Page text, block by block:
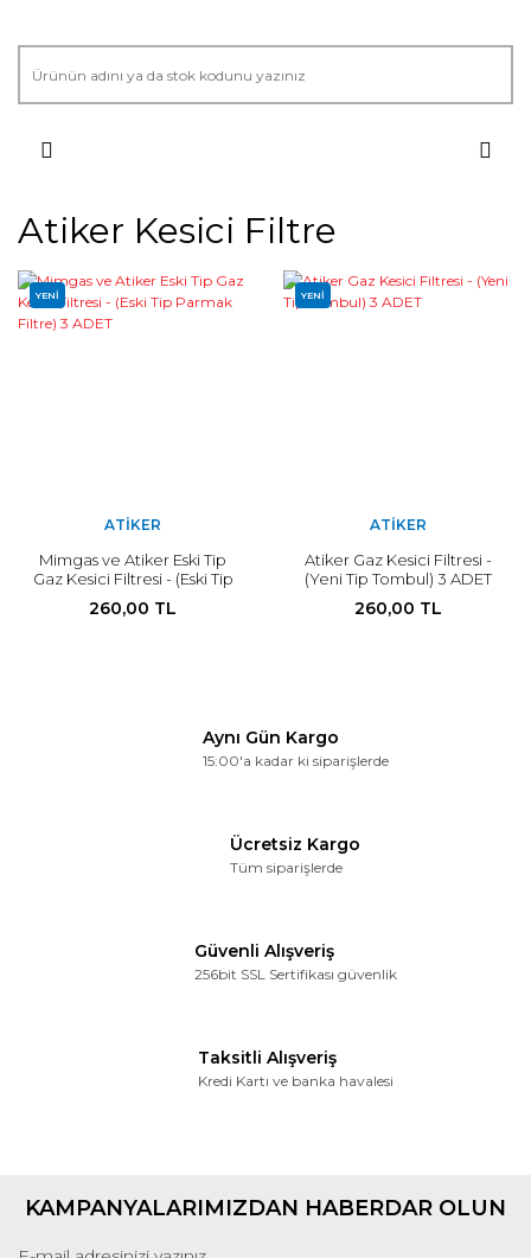
Atiker Kesici Filtre
YENİ
ATIKER
Mimgas ve Atiker Eski Tip
Gaz Kesici Filtresi - (Eski Tip
260,00 TL
YENİ
ATIKER
Atiker Gaz Kesici Filtresi -
(Yeni Tip Tombul) 3 ADET
260,00 TL
Aynı Gün Kargo
15:00'a kadar ki siparişlerde
Ücretsiz Kargo
Tüm siparişlerde
Güvenli Alışveriş
256bit SSL Sertifikası güvenlik
Taksitli Alışveriş
Kredi Kartı ve banka havalesi
KAMPANYALARIMIZDAN HABERDAR OLUN